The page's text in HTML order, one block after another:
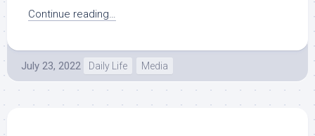
Continue reading…
July 23, 2022 Daily Life Media